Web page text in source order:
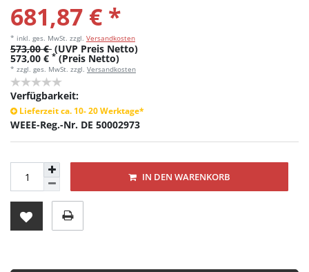
681,87 € *
* inkl. ges. MwSt. zzgl. Versandkosten
573,00 € (UVP Preis Netto)
573,00 € * (Preis Netto)
* zzgl. ges. MwSt. zzgl. Versandkosten
Verfügbarkeit:
Lieferzeit ca. 10- 20 Werktage*
WEEE-Reg.-Nr. DE 50002973
IN DEN WARENKORB